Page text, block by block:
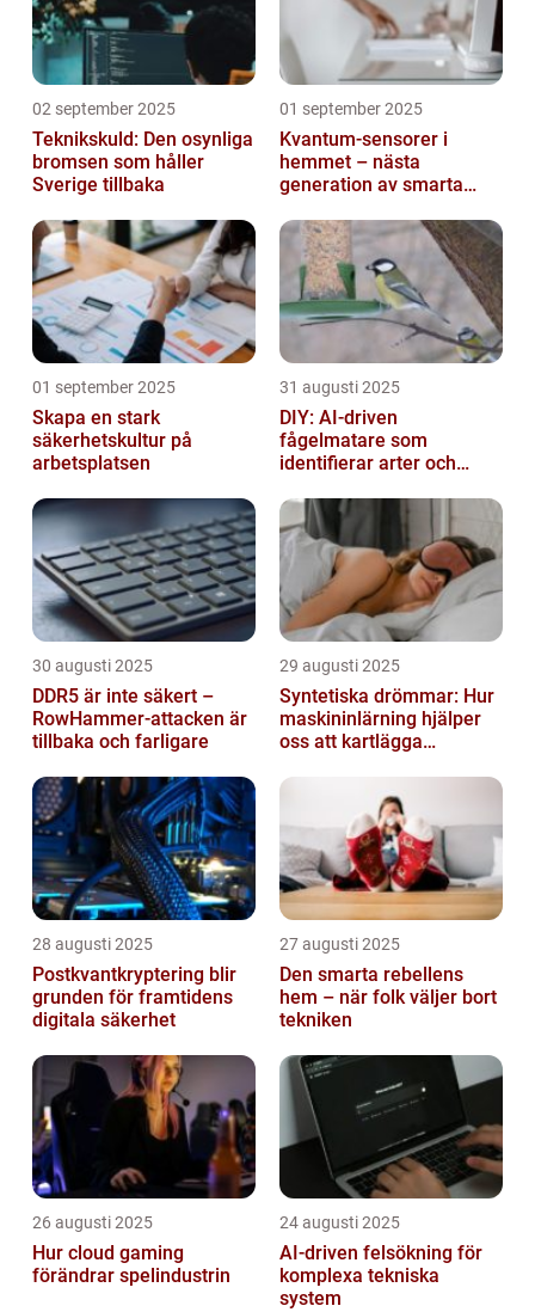
02 september 2025
Teknikskuld: Den osynliga
bromsen som håller
Sverige tillbaka
01 september 2025
Kvantum-sensorer i
hemmet – nästa
generation av smarta
01 september 2025
Skapa en stark
säkerhetskultur på
arbetsplatsen
31 augusti 2025
DIY: AI-driven
fågelmatare som
identifierar arter och
mobilen
30 augusti 2025
DDR5 är inte säkert –
RowHammer-attacken är
tillbaka och farligare
29 augusti 2025
Syntetiska drömmar: Hur
maskininlärning hjälper
oss att kartlägga
28 augusti 2025
Postkvantkryptering blir
grunden för framtidens
digitala säkerhet
27 augusti 2025
Den smarta rebellens
hem – när folk väljer bort
tekniken
26 augusti 2025
Hur cloud gaming
förändrar spelindustrin
24 augusti 2025
AI‑driven felsökning för
komplexa tekniska
system